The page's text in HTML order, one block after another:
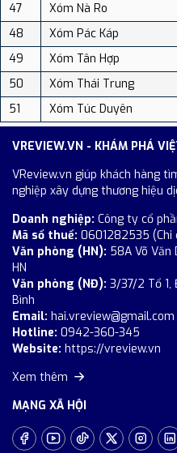
47
Xóm Nà Ro
48
Xóm Pác Káp
49
Xóm Tân Hợp
50
Xóm Thái Trung
51
Xóm Túc Duyên
VREVIEW.VN - KHÁM PHÁ
VReview.vn giúp khách hàng
nghiệp xây dựng thương hiệu
Doanh nghiệp: Công ty cổ
Mã số thuế: 0601282535 (Chi
Văn phòng (HN): 58A Võ Văn
HN
Văn phòng (NĐ): 3/37/2 Tổ 1,
Bình
Email: hai.vreview@gmail.com
Hotline: 0942-360-345
Website: https://vreview.vn
Xem thêm
MẠNG XÃ HỘI